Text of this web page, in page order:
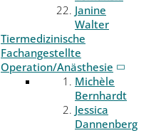
Janine
Walter
Tiermedizinische
Fachangestellte
Operation/Anästhesie
Michèle
Bernhardt
Jessica
Dannenberg